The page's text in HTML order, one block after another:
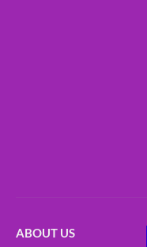
ABOUT US